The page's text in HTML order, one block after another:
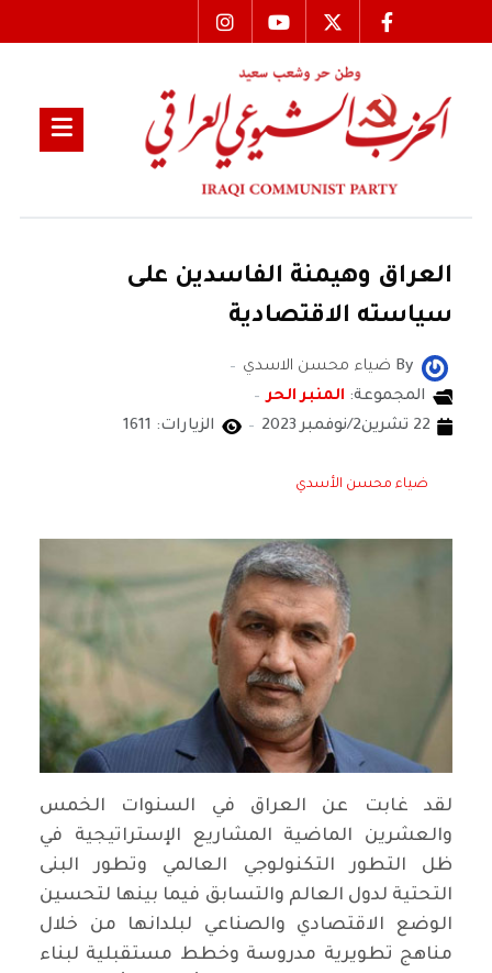
العراق وهيمنة الفاسدين على
سياسته الاقتصادية
By ضياء محسن الاسدي
المجموعة: المنبر الحر
22 تشرين2/نوفمبر 2023
الزيارات: 1611
ضياء محسن الأسدي
لقد غابت عن العراق في السنوات الخمس
والعشرين الماضية المشاريع الإستراتيجية في
ظل التطور التكنولوجي العالمي وتطور البنى
التحتية لدول العالم والتسابق فيما بينها لتحسين
الوضع الاقتصادي والصناعي لبلدانها من خلال
مناهج تطويرية مدروسة وخطط مستقبلية لبناء